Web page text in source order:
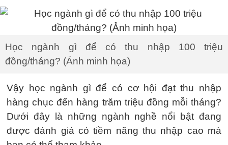
Học ngành gì để có thu nhập 100 triệu
đồng/tháng? (Ảnh minh họa)
Vậy học ngành gì để có cơ hội đạt thu nhập
hàng chục đến hàng trăm triệu đồng mỗi tháng?
Dưới đây là những ngành nghề nổi bật đang
được đánh giá có tiềm năng thu nhập cao mà